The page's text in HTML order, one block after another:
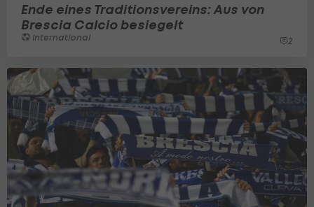
Ende eines Traditionsvereins: Aus von
Brescia Calcio besiegelt
International 2